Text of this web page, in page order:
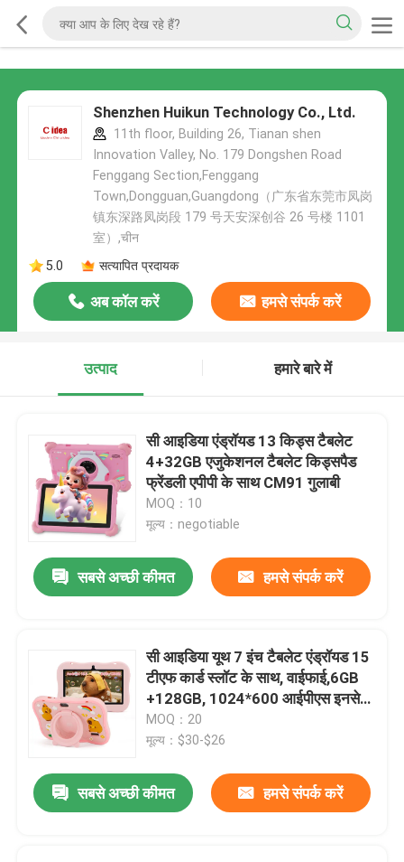
Shenzhen Huikun Technology Co., Ltd.
11th floor, Building 26, Tianan shen
Innovation Valley, No. 179 Dongshen Road
Fenggang Section,Fenggang
Town,Dongguan,Guangdong（广东省东莞市凤岗
镇东深路凤岗段 179 号天安深创谷 26 号楼 1101
室）,चीन
5.0
सत्यापित प्रदायक
अब कॉल करें हमसे संपर्क करें
उत्पाद हमारे बारे में
सी आइडिया एंड्रॉयड 13 किड्स टैबलेट
4+32GB एजुकेशनल टैबलेट किड्सपैड
फ्रेंडली एपीपी के साथ CM91 गुलाबी
MOQ：10
मूल्य：negotiable
सबसे अच्छी कीमत हमसे संपर्क करें
सी आइडिया यूथ 7 इंच टैबलेट एंड्रॉयड 15
टीएफ कार्ड स्लॉट के साथ, वाईफाई,6GB
+128GB, 1024*600 आईपीएस इनसेल
CM66
MOQ：20
मूल्य：$30-$26
सबसे अच्छी कीमत हमसे संपर्क करें